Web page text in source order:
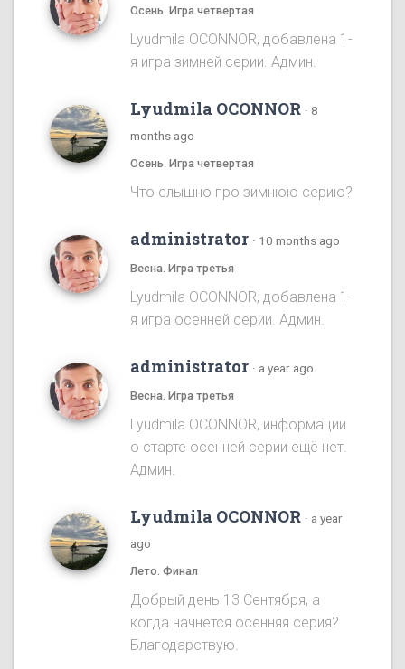
Осень. Игра четвертая
Lyudmila OCONNOR, добавлена 1-
я игра зимней серии. Админ.
Lyudmila OCONNOR · 8
months ago
Осень. Игра четвертая
Что слышно про зимнюю серию?
administrator · 10 months ago
Весна. Игра третья
Lyudmila OCONNOR, добавлена 1-
я игра осенней серии. Админ.
administrator · a year ago
Весна. Игра третья
Lyudmila OCONNOR, информации
о старте осенней серии ещё нет.
Админ.
Lyudmila OCONNOR · a year
ago
Лето. Финал
Добрый день 13 Сентября, а
когда начнется осенняя серия?
Благодарствую.